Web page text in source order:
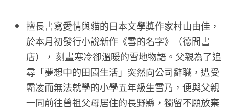
擅長書寫愛情與貓的日本文學獎作家村山由佳，
於本月初發行小說新作《雪的名字》（德間書
店）， 刻畫寒冷卻溫暖的雪地物語。父親為了追
尋「夢想中的田園生活」突然向公司辭職，遭受
霸凌而無法就學的小學五年級生雪乃，便與父親
一同前往曾祖父母居住的長野縣，獨留不願放棄